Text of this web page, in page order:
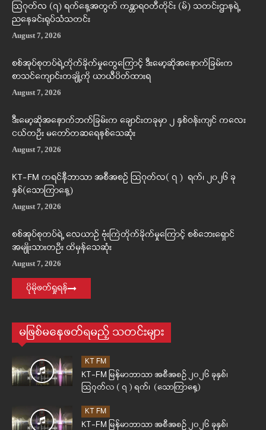
ဩဂုတ်လ (၇) ရက်နေ့အတွက် ကန္တာရဝတီတိုင်း (မ်) သတင်းဌာနရဲ့
ညနေခင်းရုပ်သံသတင်း
August 7, 2026
စစ်အုပ်စုတပ်ရဲ့တိုက်ခိုက်မှုတွေကြောင့် ဒီးမော့ဆိုအနောက်ခြမ်းက
စာသင်ကျောင်းတချို့ကို ယာယီပိတ်ထားရ
August 7, 2026
ဒီးမော့ဆိုအနောက်ဘက်ခြမ်းက ချောင်းတခုမှာ ၂ နှစ်ဝန်းကျင် ကလေး
ငယ်တဦး မတော်တဆရေနစ်သေဆုံး
August 7, 2026
KT-FM ကရင်နီဘာသာ အစီအစဉ် ဩဂုတ်လ( ၇ ) ရက်၊ ၂၀၂၆ ခု
နှစ်(သောကြာနေ့)
August 7, 2026
စစ်အုပ်စုတပ်ရဲ့ လေယာဉ် ဗုံးကြဲတိုက်ခိုက်မှုကြောင့် စစ်ဘေးရှောင်
အမျိုးသားတဦး ထိမှန်သေဆုံး
August 7, 2026
ပိုမိုဖတ်ရှုရန်
မဖြစ်မနေဖတ်ရမည့် သတင်းများ
KT FM
KT-FM မြန်မာဘာသာ အစီအစဉ် ၂၀၂၆ ခုနှစ်၊
ဩဂုတ်လ ( ၇ ) ရက်၊ (သောကြာနေ့)
KT FM
KT-FM မြန်မာဘာသာ အစီအစဉ် ၂၀၂၆ ခုနှစ်၊